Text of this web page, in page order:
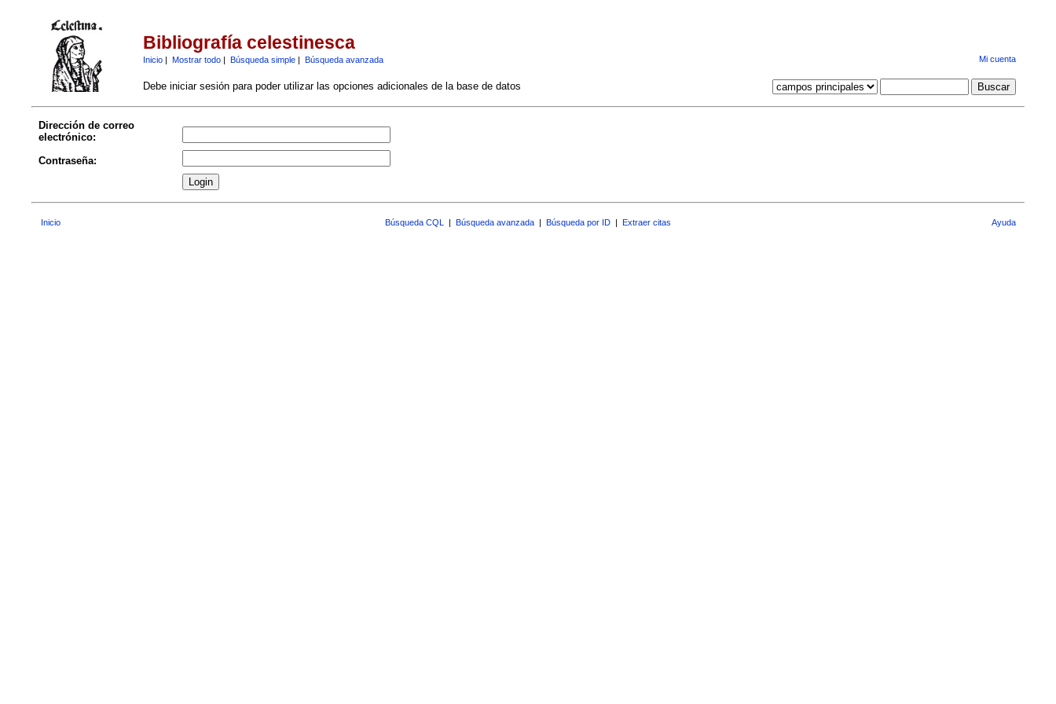
Bibliografía celestinesca
Inicio| Mostrar todo| Búsqueda simple| Búsqueda avanzada Mi cuenta
Debe iniciar sesión para poder utilizar las opciones adicionales de la base de datos
Dirección de correo
electrónico:
Contraseña:
Inicio Búsqueda CQL | Búsqueda avanzada | Búsqueda por ID | Extraer citas Ayuda